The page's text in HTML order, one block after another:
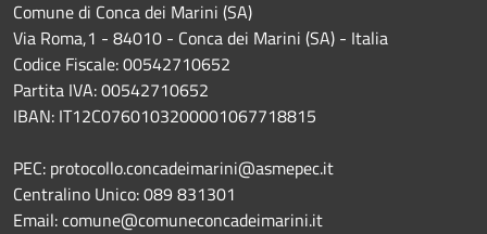
Comune di Conca dei Marini (SA)
Via Roma,1 - 84010 - Conca dei Marini (SA) - Italia
Codice Fiscale: 00542710652
Partita IVA: 00542710652
IBAN: IT12C0760103200001067718815
PEC: protocollo.concadeimarini@asmepec.it
Centralino Unico: 089 831301
Email: comune@comuneconcadeimarini.it